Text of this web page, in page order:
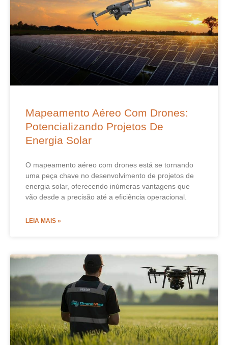
Mapeamento Aéreo Com Drones:
Potencializando Projetos De
Energia Solar
O mapeamento aéreo com drones está se tornando
uma peça chave no desenvolvimento de projetos de
energia solar, oferecendo inúmeras vantagens que
vão desde a precisão até a eficiência operacional.
LEIA MAIS »